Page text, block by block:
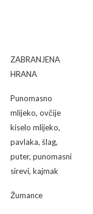
ZABRANJENA
HRANA
Punomasno
mlijeko, ovčije
kiselo mlijeko,
pavlaka, šlag,
puter, punomasni
sirevi, kajmak
Žumance